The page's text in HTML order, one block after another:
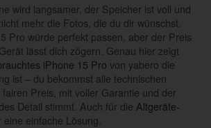
wird langsamer, der Speicher ist voll und
mehr die Fotos, die du dir wünschst.
Pro würde perfekt passen, aber der Preis
lässt dich zögern. Genau hier zeigt
iPhone 15 Pro von yabero die
ist – du bekommst alle technischen
Preis, mit voller Garantie und der
Detail stimmt. Auch für die Altgeräte-
eine einfache Lösung.